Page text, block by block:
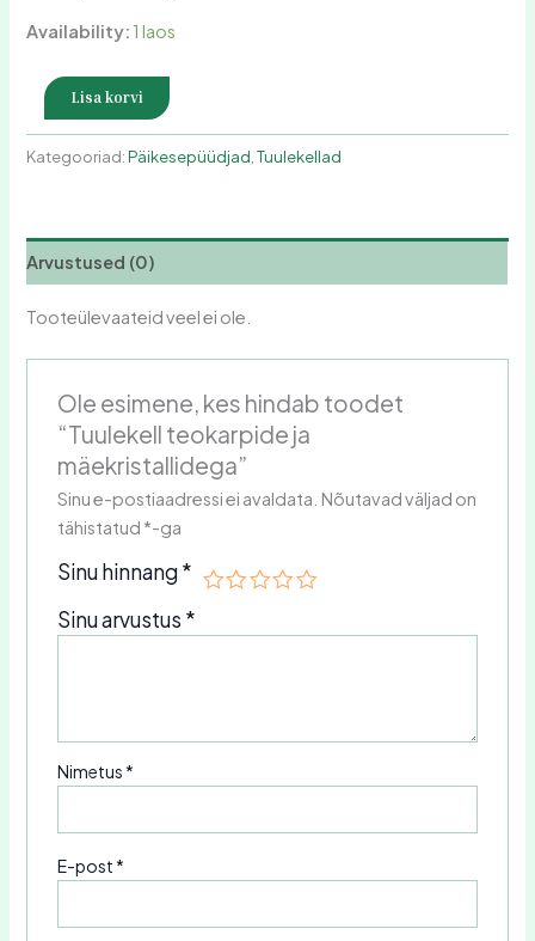
Availability:1 laos
Lisa korvi
Kategooriad:Päikesepüüdjad ,Tuulekellad
Arvustused (0)
Tooteülevaateid veel ei ole.
Ole esimene, kes hindab toodet
“Tuulekell teokarpide ja
mäekristallidega”
Sinu e-postiaadressi ei avaldata. Nõutavad väljad on
tähistatud *-ga
Sinu hinnang*
Sinu arvustus *
Nimetus *
E-post *